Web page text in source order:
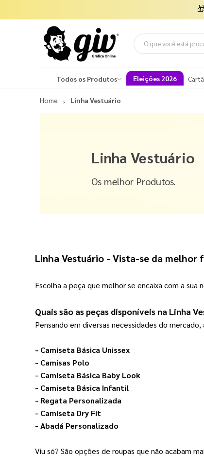
🎁
Todos os Produtos Eleições 2026
Home Linha Vestuário
Linha Vestuário
Os melhor Produtos.
Linha Vestuário - Vista-se da melhor
Escolha a peça que melhor se encaixa com a
Quais são as peças disponíveis na Linha
Pensando em diversas necessidades do mercado,
- Camiseta Básica Unissex
- Camisas Polo
- Camiseta Básica Baby Look
- Camiseta Básica Infantil
- Regata Personalizada
- Camiseta Dry Fit
- Abadá Personalizado
Viu só? São opções de roupas que não acabam